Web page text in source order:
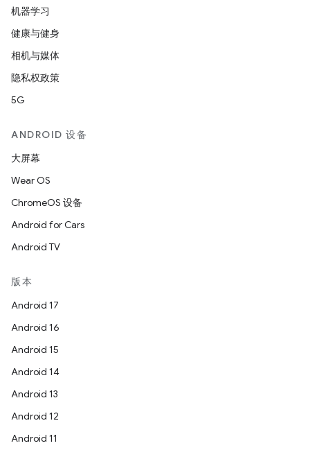
机器学习
健康与健身
相机与媒体
隐私权政策
5G
ANDROID 设备
大屏幕
Wear OS
ChromeOS 设备
Android for Cars
Android TV
版本
Android 17
Android 16
Android 15
Android 14
Android 13
Android 12
Android 11